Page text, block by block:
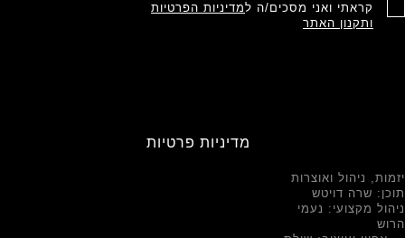
קראתי ואני מסכים/ה למדיניות הפרטיות
ותקנון האתר
מדיניות פרטיות
יזמות, ניהול ואוצרות
תוכן: שרה דויטש
ניהול מקצועי: נעמי
הרוש